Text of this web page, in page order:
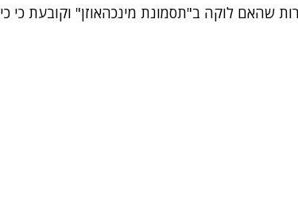
שהאם לוקה ב"תסמונת מינכהאוזן" וקובעת כי כי